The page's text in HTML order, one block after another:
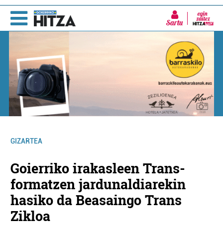
Sartu
GIZARTEA
Goierriko irakasleen Trans-
formatzen jardunaldiarekin
hasiko da Beasaingo Trans
Zikloa